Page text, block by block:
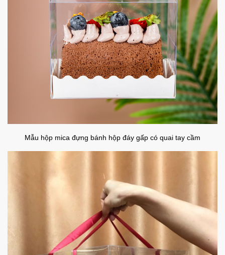
Mẫu hộp mica đựng bánh hộp đáy gấp có quai tay cầm